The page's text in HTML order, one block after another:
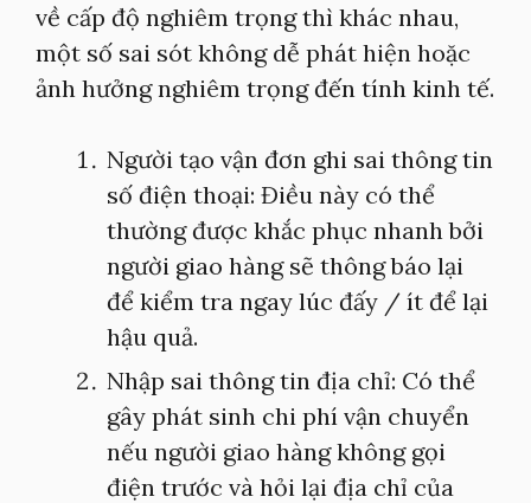
về cấp độ nghiêm trọng thì khác nhau,
một số sai sót không dễ phát hiện hoặc
ảnh hưởng nghiêm trọng đến tính kinh tế.
Người tạo vận đơn ghi sai thông tin
số điện thoại: Điều này có thể
thường được khắc phục nhanh bởi
người giao hàng sẽ thông báo lại
để kiểm tra ngay lúc đấy / ít để lại
hậu quả.
Nhập sai thông tin địa chỉ: Có thể
gây phát sinh chi phí vận chuyển
nếu người giao hàng không gọi
điện trước và hỏi lại địa chỉ của